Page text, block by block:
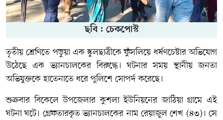
ছবি : চেকপোস্ট
তৃতীয় শ্রেণিতে পড়ুয়া এক স্কুলছাত্রীকে ফুঁসলিয়ে ধর্ষণচেষ্টার অভিযোগ
উঠেছে এক ভ্যানচালকের বিরুদ্ধে। ঘটনার সময় স্থানীয় জনতা
অভিযুক্তকে হাতেনাতে ধরে পুলিশে সোপর্দ করেছে।
শুক্রবার বিকেলে উপজেলার কুশলা ইউনিয়নের জাঠিয়া গ্রামে এই
ঘটনা ঘটে। গ্রেফতারকৃত ভ্যানচালকের নাম রেয়াজুল শেখ (৪৩)। সে